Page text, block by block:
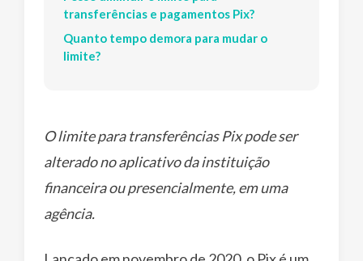
transferências e pagamentos Pix?
Quanto tempo demora para mudar o
limite?
O limite para transferências Pix pode ser
alterado no aplicativo da instituição
financeira ou presencialmente, em uma
agência.